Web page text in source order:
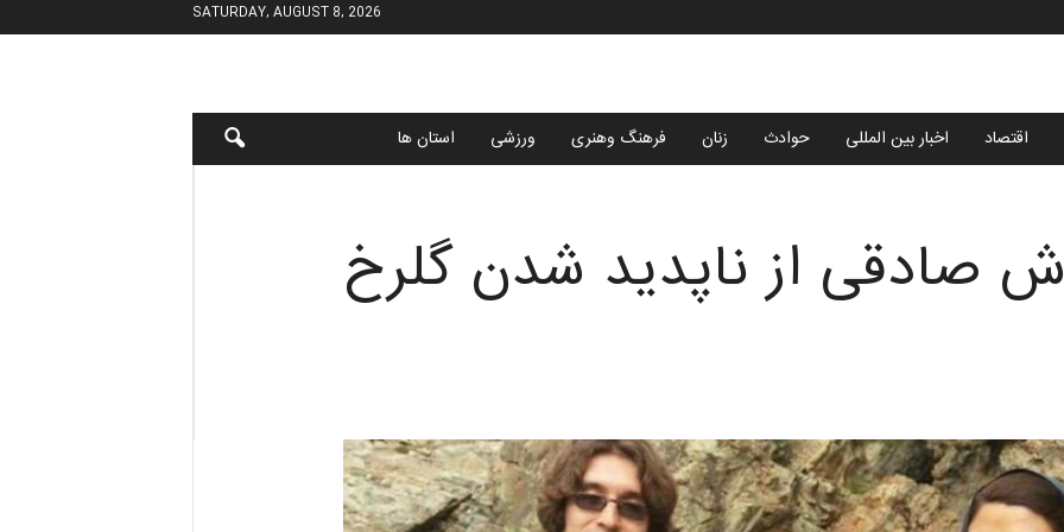
SATURDAY, AUGUST 8, 2026
اقتصاد اخبار بین المللی حوادث زنان فرهنگ وهنری ورزشی استان ها
صادقی از ناپدید شدن گلرخ